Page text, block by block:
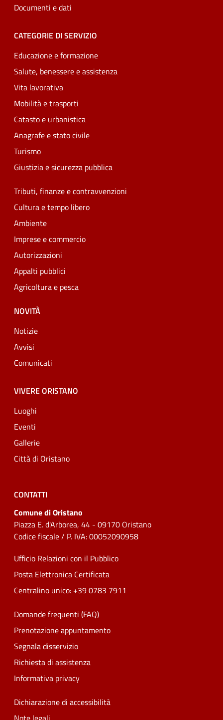
Documenti e dati
CATEGORIE DI SERVIZIO
Educazione e formazione
Salute, benessere e assistenza
Vita lavorativa
Mobilità e trasporti
Catasto e urbanistica
Anagrafe e stato civile
Turismo
Giustizia e sicurezza pubblica
Tributi, finanze e contravvenzioni
Cultura e tempo libero
Ambiente
Imprese e commercio
Autorizzazioni
Appalti pubblici
Agricoltura e pesca
NOVITÀ
Notizie
Avvisi
Comunicati
VIVERE ORISTANO
Luoghi
Eventi
Gallerie
Città di Oristano
CONTATTI
Comune di Oristano
Piazza E. d'Arborea, 44 - 09170 Oristano
Codice fiscale / P. IVA: 00052090958
Ufficio Relazioni con il Pubblico
Posta Elettronica Certificata
Centralino unico: +39 0783 7911
Domande frequenti (FAQ)
Prenotazione appuntamento
Segnala disservizio
Richiesta di assistenza
Informativa privacy
Dichiarazione di accessibilità